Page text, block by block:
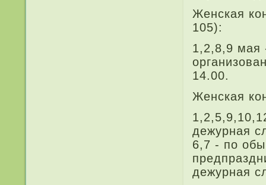
Женская
105):
1,2,8,9 мая
14.00.
Женская
дежурная
6,7 - по
дежурная